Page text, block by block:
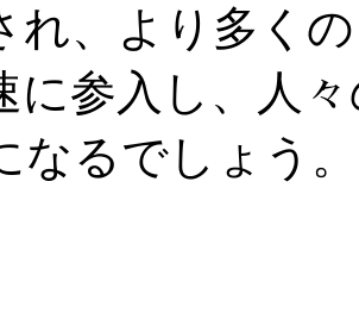
れ、より多く
に参入し、人
なるでしょう。